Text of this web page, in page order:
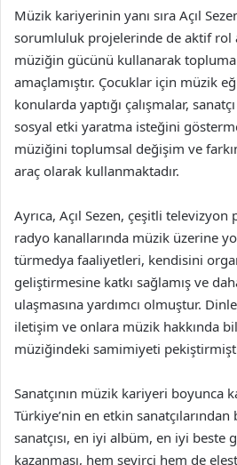
Müzik kariyerinin yanı sıra Açıl
sorumluluk projelerinde de aktif rol
müziğin gücünü kullanarak topluma
amaçlamıştır. Çocuklar için müzik
konularda yaptığı çalışmalar,
sosyal etki yaratma isteğini
müziğini toplumsal değişim ve
araç olarak kullanmaktadır.
Ayrıca, Açıl Sezen, çeşitli
radyo kanallarında müzik üzerine
türmedya faaliyetleri, kendisini
geliştirmesine katkı sağlamış ve
ulaşmasına yardımcı olmuştur.
iletişim ve onlara müzik hakkında
müziğindeki samimiyeti
Sanatçının müzik kariyeri boyunca
Türkiye’nin en etkin sanatçılarından
sanatçısı, en iyi albüm, en iyi
kazanması, hem seyirci hem de